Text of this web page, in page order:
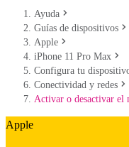
Ayuda
Guías de dispositivos
Apple
iPhone 11 Pro Max
Configura tu
Conectividad y redes
Activar o desactivar el
Apple